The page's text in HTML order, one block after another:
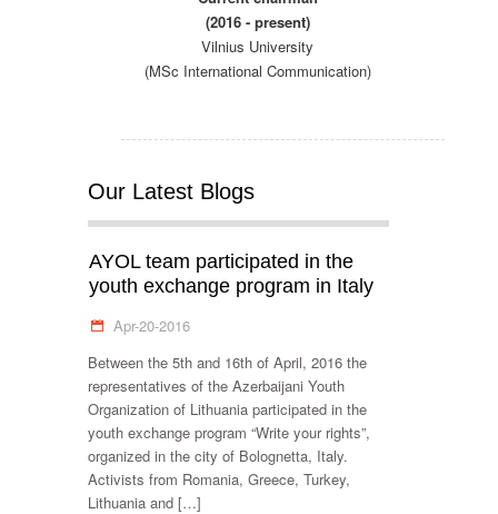
(2016 - present)
Vilnius University
(MSc International Communication)
Our Latest Blogs
AYOL team participated in the
youth exchange program in Italy
Apr-20-2016
Between the 5th and 16th of April, 2016 the
representatives of the Azerbaijani Youth
Organization of Lithuania participated in the
youth exchange program “Write your rights”,
organized in the city of Bolognetta, Italy.
Activists from Romania, Greece, Turkey,
Lithuania and […]